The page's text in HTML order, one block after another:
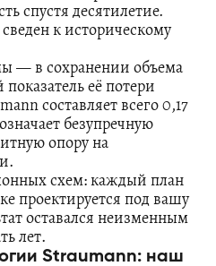
спустя десятилетие.
к историческому
— в сохранении объема
её потери
составляет всего 0,17
безупречную
опору на
схем: каждый план
проектируется под вашу
оставался неизменным
лет.
Straumann: наш